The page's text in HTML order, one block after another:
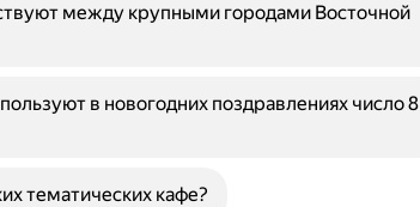
между крупными городами Восточной
в новогодних поздравлениях число 8
тематических кафе?